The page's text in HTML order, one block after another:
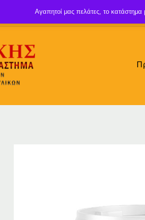
Αγαπητοί μας πελάτες, το κατάστημα